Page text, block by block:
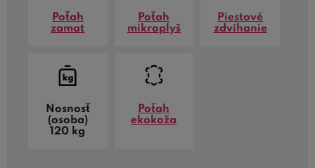
Poťah
zamat
Poťah
mikroplyš
Piestové
zdvíhanie
Nosnosť
(osoba)
120 kg
Poťah
ekokoža